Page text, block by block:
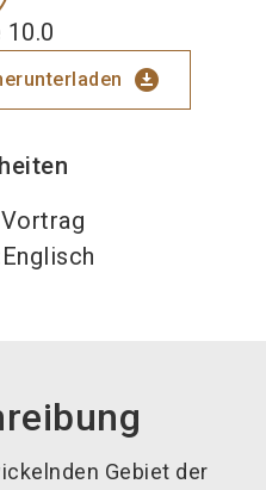
10.0
download_for_offline
Vortrag
Englisch
Gebiet der